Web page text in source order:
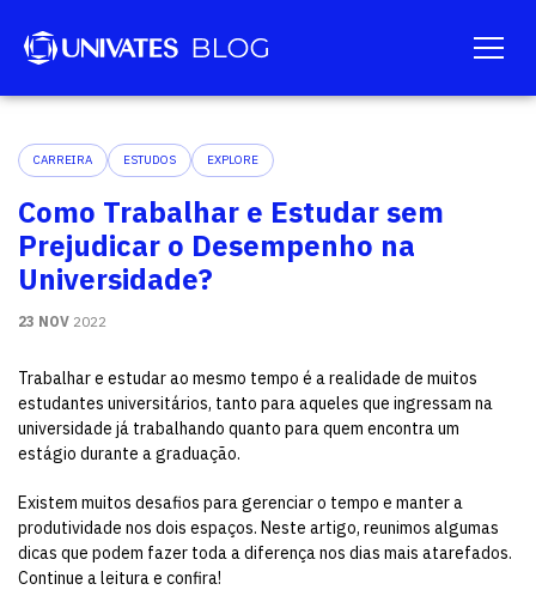
CARREIRA ESTUDOS EXPLORE
Como Trabalhar e Estudar sem
Prejudicar o Desempenho na
Universidade?
23 NOV 2022
Trabalhar e estudar ao mesmo tempo é a realidade de muitos
estudantes universitários, tanto para aqueles que ingressam na
universidade já trabalhando quanto para quem encontra um
estágio durante a graduação.
Existem muitos desafios para gerenciar o tempo e manter a
produtividade nos dois espaços. Neste artigo, reunimos algumas
dicas que podem fazer toda a diferença nos dias mais atarefados.
Continue a leitura e confira!